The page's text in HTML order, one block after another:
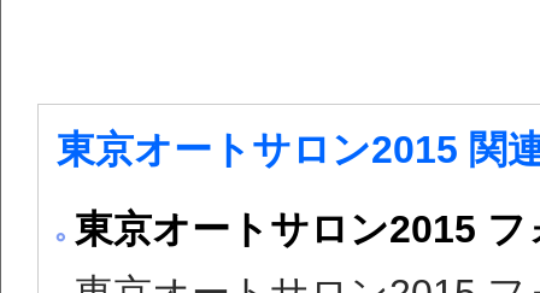
東京オートサロン2015 関
東京オートサロン2015